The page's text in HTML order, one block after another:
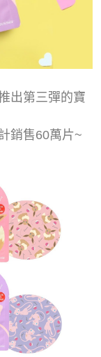
出第三彈的寶
銷售60萬片~